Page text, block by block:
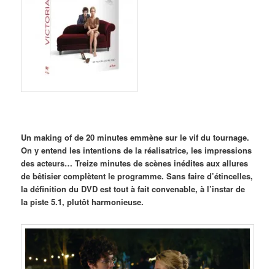
Un making of de 20 minutes emmène sur le vif du tournage.
On y entend les intentions de la réalisatrice, les impressions
des acteurs… Treize minutes de scènes inédites aux allures
de bêtisier complètent le programme. Sans faire d’étincelles,
la définition du DVD est tout à fait convenable, à l’instar de
la piste 5.1, plutôt harmonieuse.